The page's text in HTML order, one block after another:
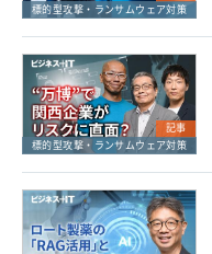
標的型攻撃・ランサムウェア対策
記事
標的型攻撃・ランサムウェア対策